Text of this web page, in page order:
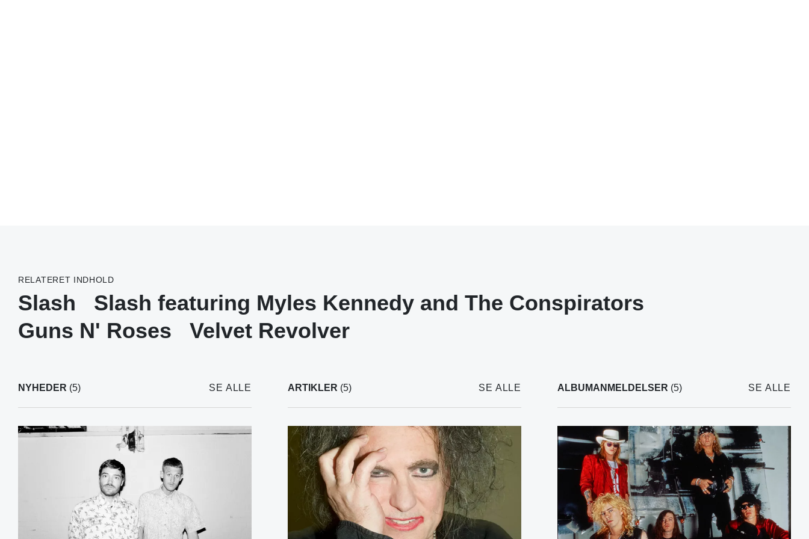
RELATERET INDHOLD
Slash
Slash featuring Myles Kennedy and The Conspirators
Guns N' Roses
Velvet Revolver
NYHEDER (5) SE ALLE ARTIKLER (5) SE ALLE ALBUMANMELDELSER (5) SE ALLE